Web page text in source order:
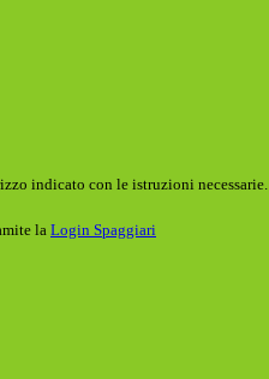
indicato con le istruzioni necessarie.
la Login Spaggiari